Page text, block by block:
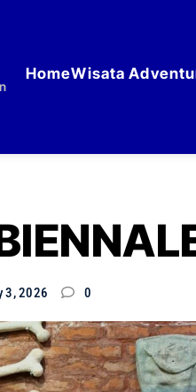
HomeWisata
3, 2026 0